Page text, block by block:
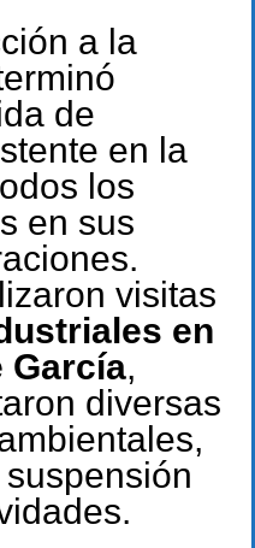
a la
de
en la
los
en sus
visitas
en
García,
diversas